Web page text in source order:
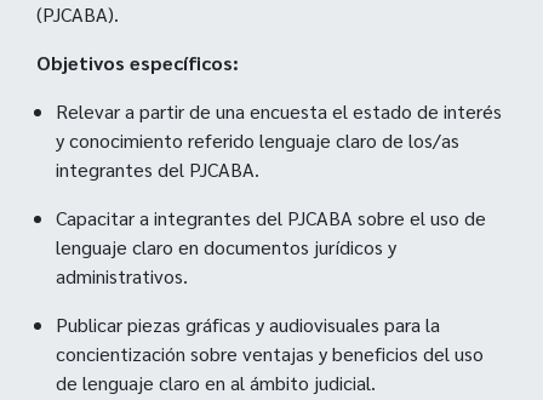
(PJCABA).
Objetivos específicos:
Relevar a partir de una encuesta el estado de interés
y conocimiento referido lenguaje claro de los/as
integrantes del PJCABA.
Capacitar a integrantes del PJCABA sobre el uso de
lenguaje claro en documentos jurídicos y
administrativos.
Publicar piezas gráficas y audiovisuales para la
concientización sobre ventajas y beneficios del uso
de lenguaje claro en al ámbito judicial.